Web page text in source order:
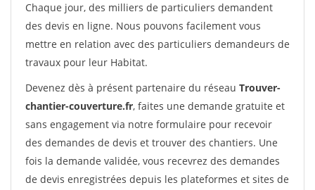
Chaque jour, des milliers de particuliers demandent
des devis en ligne. Nous pouvons facilement vous
mettre en relation avec des particuliers demandeurs de
travaux pour leur Habitat.
Devenez dès à présent partenaire du réseau Trouver-
chantier-couverture.fr, faites une demande gratuite et
sans engagement via notre formulaire pour recevoir
des demandes de devis et trouver des chantiers. Une
fois la demande validée, vous recevrez des demandes
de devis enregistrées depuis les plateformes et sites de